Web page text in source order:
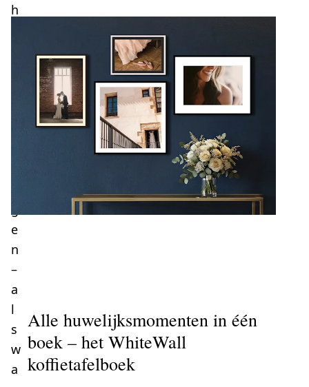
h
e
n
–
a
l
s
w
a
Alle huwelijksmomenten in één
boek – het WhiteWall
koffietafelboek